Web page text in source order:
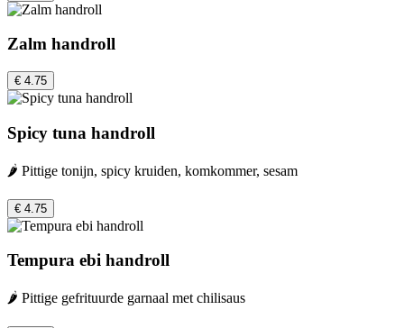
Zalm handroll
€ 4.75
Spicy tuna handroll
🌶️ Pittige tonijn, spicy kruiden, komkommer, sesam
€ 4.75
Tempura ebi handroll
🌶️ Pittige gefrituurde garnaal met chilisaus